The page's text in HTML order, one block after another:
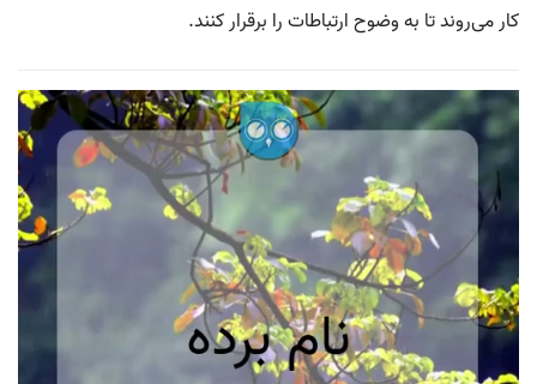
کار می‌روند تا به وضوح ارتباطات را برقرار کنند.